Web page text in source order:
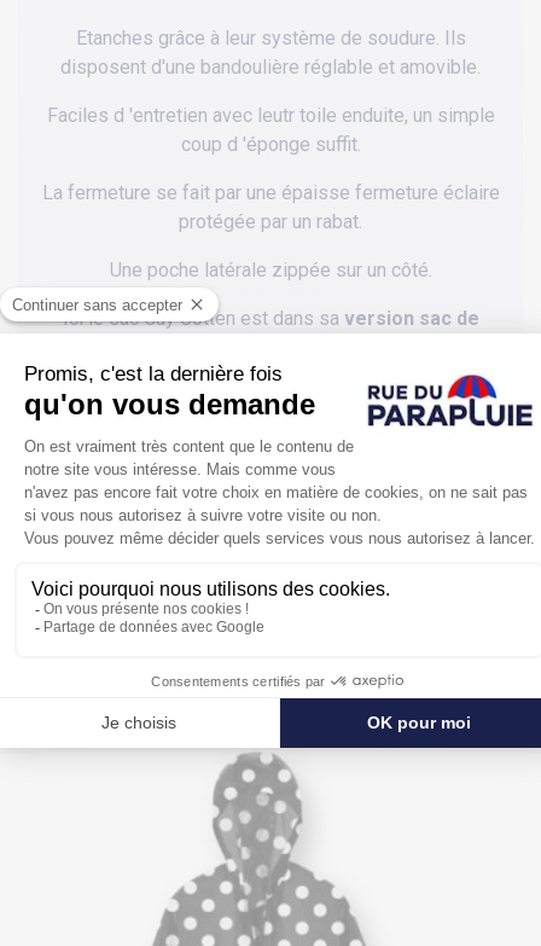
Etanches grâce à leur système de soudure. Ils
disposent d'une bandoulière réglable et amovible.
Faciles d 'entretien avec leutr toile enduite, un simple
coup d 'éponge suffit.
La fermeture se fait par une épaisse fermeture éclaire
protégée par un rabat.
Une poche latérale zippée sur un côté.
Ici le sac Guy Cotten est dans sa version sac de
carbone.
POUR SE PROTÉGER ENCORE PLUS
DE LA PLUIE